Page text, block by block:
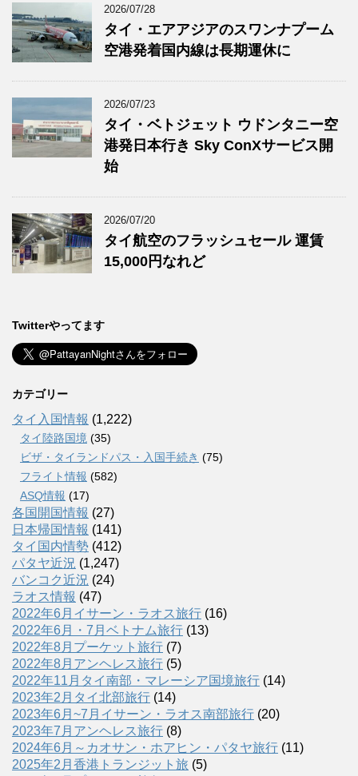
2026/07/28
タイ・エアアジアのスワンナプーム
空港発着国内線は長期運休に
2026/07/23
タイ・ベトジェット ウドンタニー空
港発日本行き Sky ConXサービス開
始
2026/07/20
タイ航空のフラッシュセール 運賃
15,000円なれど
Twitterやってます
カテゴリー
タイ入国情報 (1,222)
タイ陸路国境 (35)
ビザ・タイランドパス・入国手続き (75)
フライト情報 (582)
ASQ情報 (17)
各国開国情報 (27)
日本帰国情報 (141)
タイ国内情勢 (412)
パタヤ近況 (1,247)
バンコク近況 (24)
ラオス情報 (47)
2022年6月イサーン・ラオス旅行 (16)
2022年6月・7月ベトナム旅行 (13)
2022年8月プーケット旅行 (7)
2022年8月アンヘレス旅行 (5)
2022年11月タイ南部・マレーシア国境旅行 (14)
2023年2月タイ北部旅行 (14)
2023年6月~7月イサーン・ラオス南部旅行 (20)
2023年7月アンヘレス旅行 (8)
2024年6月～カオサン・ホアヒン・パタヤ旅行 (11)
2025年2月香港トランジット旅 (5)